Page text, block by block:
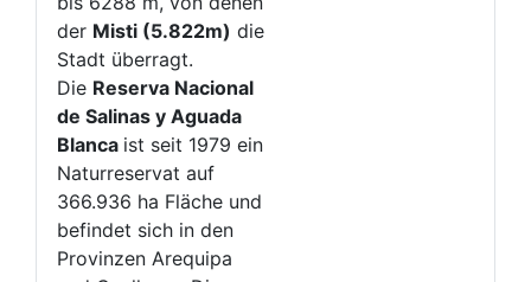
der Misti (5.822m) die
Stadt überragt.
Die Reserva Nacional
de Salinas y Aguada
Blanca ist seit 1979 ein
Naturreservat auf
366.936 ha Fläche und
befindet sich in den
Provinzen Arequipa